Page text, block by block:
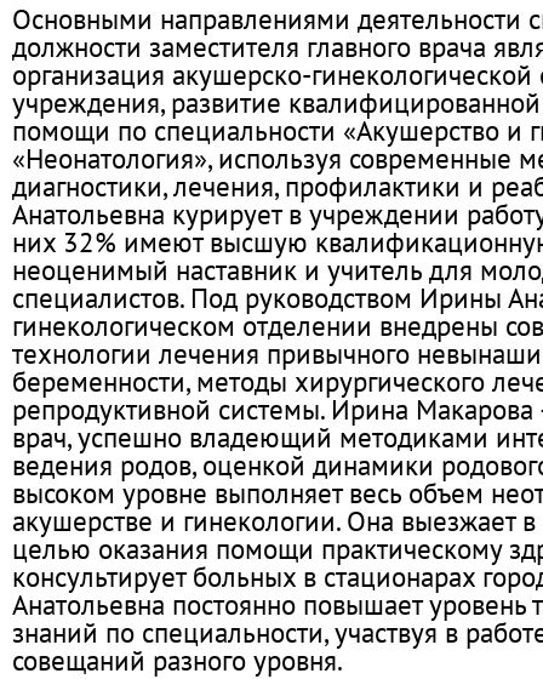
Основными направлениями деятельности
должности заместителя главного врача
организация акушерско-
учреждения, развитие
помощи по специальности «Акушерство и
«Неонатология», используя современные
диагностики, лечения, профилактики и
Анатольевна курирует в учреждении
них 32% имеют высшую
неоценимый наставник и учитель для
специалистов. Под руководством Ирины
гинекологическом отделении внедрены
технологии лечения привычного
беременности, методы хирургического
репродуктивной системы. Ирина
врач, успешно владеющий методиками
ведения родов, оценкой динамики
высоком уровне выполняет весь объем
акушерстве и гинекологии. Она выезжает
целью оказания помощи практическому
консультирует больных в стационарах
Анатольевна постоянно повышает уровень
знаний по специальности, участ­вуя в
совещаний разного уровня.